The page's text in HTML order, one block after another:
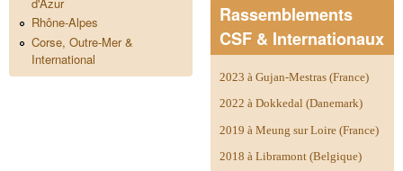
Rhône-Alpes
Corse, Outre-Mer &
International
Rassemblements
CSF & Internationaux
2023 à Gujan-Mestras (France)
2022 à Dokkedal (Danemark)
2019 à Meung sur Loire (France)
2018 à Libramont (Belgique)